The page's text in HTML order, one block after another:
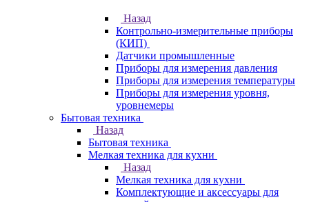
Назад
Контрольно-измерительные приборы
(КИП)
Датчики промышленные
Приборы для измерения давления
Приборы для измерения температуры
Приборы для измерения уровня,
уровнемеры
Бытовая техника
Назад
Бытовая техника
Мелкая техника для кухни
Назад
Мелкая техника для кухни
Комплектующие и аксессуары для